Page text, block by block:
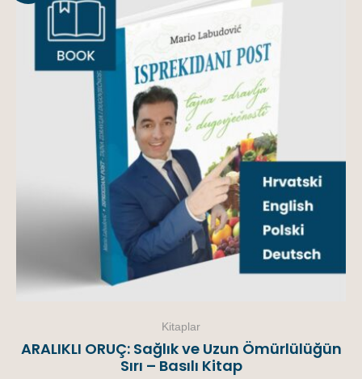
Kitaplar
ARALIKLI ORUÇ: Sağlık ve Uzun Ömürlülüğün
Sırı – Basılı Kitap